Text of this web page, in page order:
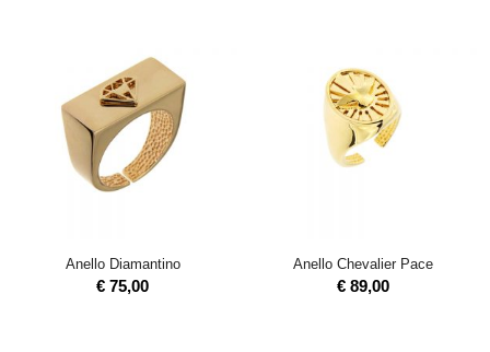
Anello Diamantino
€ 75,00
Anello Chevalier Pace
€89,00